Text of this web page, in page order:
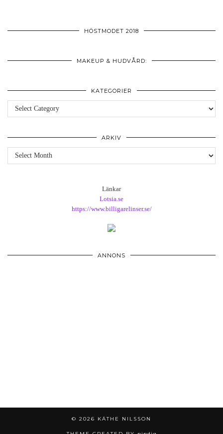
HÖSTMODET 2018
MAKEUP & HUDVÅRD:
KATEGORIER
Kategorier
ARKIV
Arkiv
Länkar
Lotsia.se
https://www.billigarelinser.se/
ANNONS
© 2026 KÄTHE NILSSON